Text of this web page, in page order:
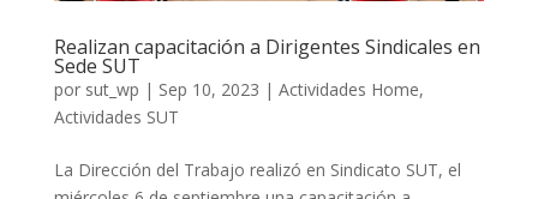
Realizan capacitación a Dirigentes Sindicales en
Sede SUT
por sut_wp | Sep 10, 2023 | Actividades Home,
Actividades SUT
La Dirección del Trabajo realizó en Sindicato SUT, el